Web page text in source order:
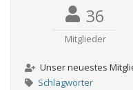
36
Mitglieder
Unser neuestes
Schlagwörter